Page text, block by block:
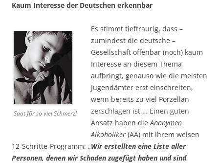
Kaum Interesse der Deutschen erkennbar
Saat für so viel Schmerz!
Es stimmt tieftraurig, dass –
zumindest die deutsche –
Gesellschaft offenbar (noch) kaum
Interesse an diesem Thema
aufbringt, genauso wie die meisten
Jugendämter erst einschreiten,
wenn bereits zu viel Porzellan
zerschlagen ist … Einen guten
Ansatz haben dieAnonymen
Alkoholiker (AA) mit ihrem weisen
12-Schritte-Programm: „Wir erstellten eine Liste aller
Personen, denen wir Schaden zugefügt haben und sind